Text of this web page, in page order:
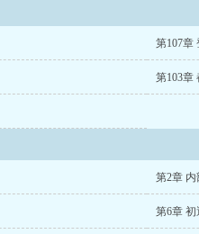
第107章
第103章
第2章 内
第6章 初